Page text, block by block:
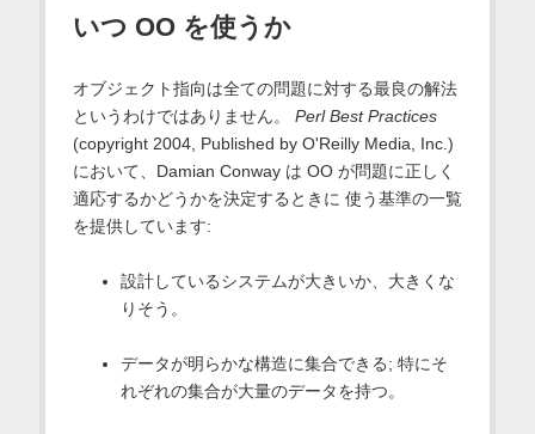
いつ OO を使うか
オブジェクト指向は全ての問題に対する最良の解法
というわけではありません。 Perl Best Practices
(copyright 2004, Published by O'Reilly Media, Inc.)
において、Damian Conway は OO が問題に正しく
適応するかどうかを決定するときに 使う基準の一覧
を提供しています:
設計しているシステムが大きいか、大きくな
りそう。
データが明らかな構造に集合できる; 特にそ
れぞれの集合が大量のデータを持つ。